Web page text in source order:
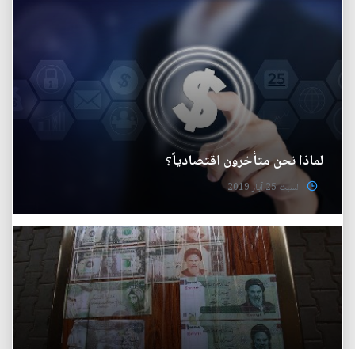
لماذا نحن متأخرون اقتصادياً؟
السبت 25 آيار 2019